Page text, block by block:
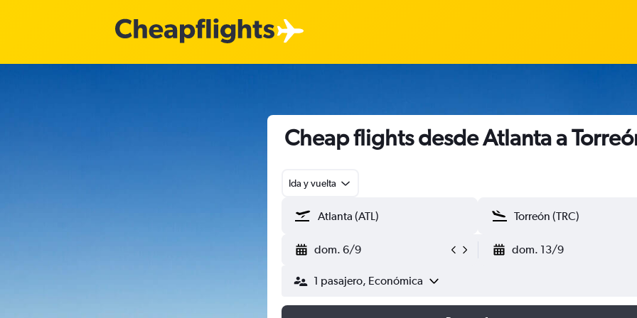
Cheap flights desde Atlanta a
Ida y vuelta
dom. 6/9 dom. 13/9
1 pasajero, Económica